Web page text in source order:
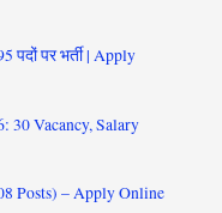
पदों पर भर्ती | Apply
30 Vacancy, Salary
Posts) – Apply Online